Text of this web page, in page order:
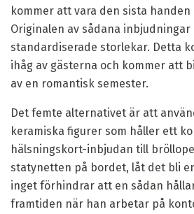
kommer att vara den sista
Originalen av sådana inbjudningar
standardiserade storlekar. Detta
ihåg av gästerna och kommer att
av en romantisk semester.
Det femte alternativet är att
keramiska figurer som håller ett
hälsningskort-inbjudan till
statynetten på bordet, låt det bli
inget förhindrar att en sådan
framtiden när han arbetar på